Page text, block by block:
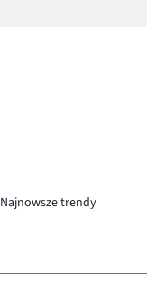
Najnowsze trendy